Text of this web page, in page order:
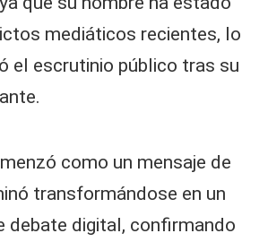
mediáticos recientes, lo
el escrutinio público tras su
como un mensaje de
transformándose en un
debate digital, confirmando